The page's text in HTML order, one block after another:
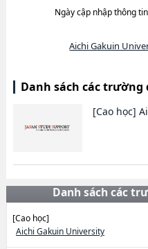
Ngày cập nhập thông
Aichi Gakuin
Danh sách các trường
[Cao học]
Danh sách các
[Cao học]
Aichi Gakuin University